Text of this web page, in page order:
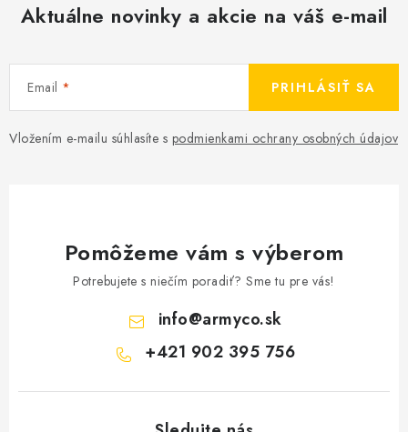
Aktuálne novinky a akcie na váš e-mail
Email
Vložením e-mailu súhlasíte s podmienkami ochrany osobných údajov
PRIHLÁSIŤ SA
Pomôžeme vám s výberom
Potrebujete s niečím poradiť? Sme tu pre vás!
info@armyco.sk
+421 902 395 756